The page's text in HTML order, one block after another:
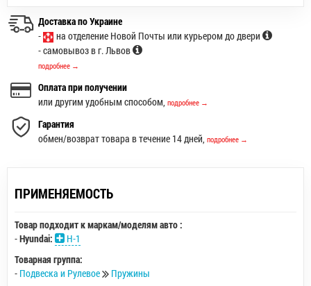
Доставка по Украине
-
на отделение Новой Почты или курьером до двери
- самовывоз в г. Львов
подробнее →
Оплата при получении
или другим удобным способом, подробнее →
Гарантия
обмен/возврат товара в течение 14 дней, подробнее →
ПРИМЕНЯЕМОСТЬ
Товар подходит к маркам/моделям авто :
-Hyundai:
H-1
Товарная группа:
- Подвеска и Рулевое Пружины